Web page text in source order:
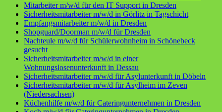
Mitarbeiter m/w/d für den IT Support in Dresden
Sicherheitsmitarbeiter m/w/d in Görlitz in Tagschicht
Empfangsmitarbeiter m/w/d in Dresden
Shopguard/Doorman m/w/d für Dresden
Nachteule m/w/d für Schülerwohnheim in Schönebeck
gesucht
Sicherheitsmitarbeiter m/w/d in einer
Wohnungslosenunterkunft in Dessau
Sicherheitsmitarbeiter m/w/d für Asylunterkunft in Döbeln
Sicherheitsmitarbeiter m/w/d für Asylheim im Zeven
(Niedersachsen)
Küchenhilfe m/w/d für Cateringunternehmen in Dresden